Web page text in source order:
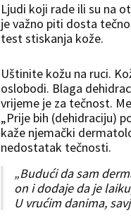
Ljudi koji rade ili su na
je važno piti dosta
test stiskanja kože.
Uštinite kožu na ruci.
oslobodi. Blaga
vrijeme je za tečnost.
„Prije bih (dehidraciju)
kaže njemački
nedostatak tečnosti.
„Budući da sam
on i dodaje da je
U vrućim danima,